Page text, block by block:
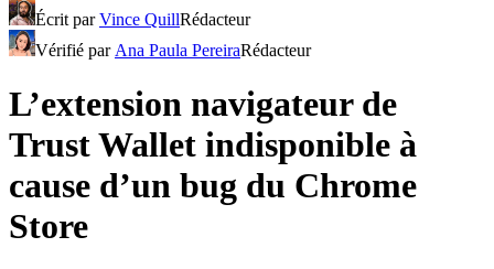
Écrit parVince QuillRédacteur
Vérifié par Ana Paula PereiraRédacteur
L’extension navigateur de
Trust Wallet indisponible à
cause d’un bug du Chrome
Store